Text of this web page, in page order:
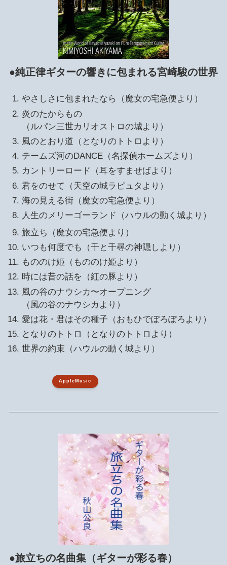
●純正律ギターの響きに包まれる宮崎駿の世界
やさしさに包まれたなら（魔女の宅急便より）
炎のたからもの
（ルパン三世カリオストロの城より）
風のとおり道（となりのトトロより）
テームズ河のDANCE（名探偵ホームズより）
カントリーロード（耳をすませばより）
君をのせて（天空の城ラピュタより）
海の見える街（魔女の宅急便より）
人生のメリーゴーランド（ハウルの動く城より）
旅立ち（魔女の宅急便より）
いつも何度でも（千と千尋の神隠しより）
もののけ姫（もののけ姫より）
時には昔の話を（紅の豚より）
風の谷のナウシカ〜オープニング
（風の谷のナウシカより）
愛は花・君はその種子（おもひでぽろぽろより）
となりのトトロ（となりのトトロより）
世界の約束（ハウルの動く城より）
AppleMusic
●旅立ちの名曲集（ギターが彩る春）